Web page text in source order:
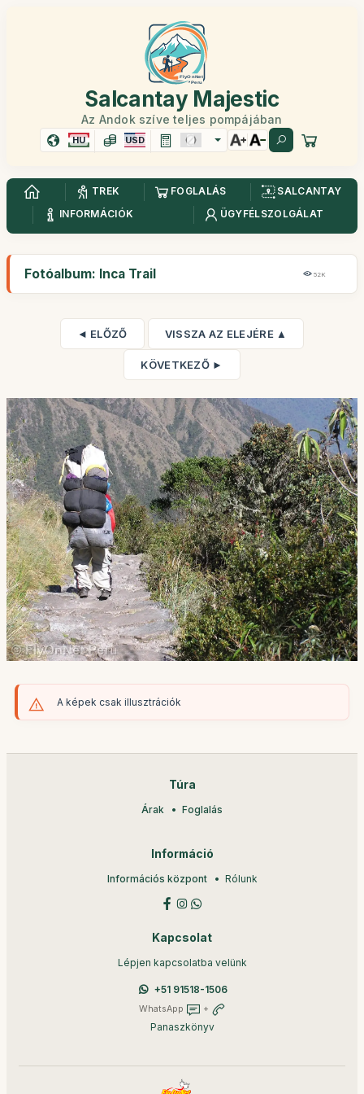
Salcantay Majestic
Az Andok szíve teljes pompájában
HU USD
TREK FOGLALÁS
SALCANTAY
INFORMÁCIÓK
ÜGYFÉLSZOLGÁLAT
Fotóalbum: Inca Trail 52K
◄ ELŐZŐ VISSZA AZ ELEJÉRE ▲
KÖVETKEZŐ ►
A képek csak illusztrációk
Túra
Árak Foglalás
Információ
Információs központ Rólunk
Kapcsolat
Lépjen kapcsolatba velünk
+51 91518-1506
WhatsApp +
Panaszkönyv